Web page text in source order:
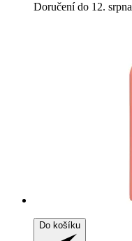
Doručení do 12. srpna
Do košíku